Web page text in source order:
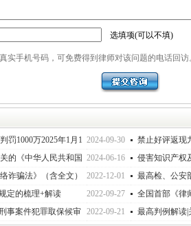
选填项(可以不填)
实手机号码，可免费得到律师对该问题的电话回访
罚1000万2025年1月1 2024-09-30
禁止好评返现
常重要的《网络
的《中华人民共和国
要条款之
2024-06-16
侵害知识产权
导意见及法定赔
诈骗法》（含全文）
2022-12-01
最高检、公安
下调为3万元，
定的梳理+解读 2022-09-27
全国首部《律
北京出台
事案件犯罪取保候审 2022-09-21 最高判例解读